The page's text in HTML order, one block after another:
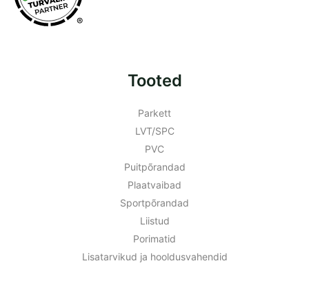
®
Tooted
Parkett
LVT/SPC
PVC
Puitpõrandad
Plaatvaibad
Sportpõrandad
Liistud
Porimatid
Lisatarvikud ja hooldusvahendid